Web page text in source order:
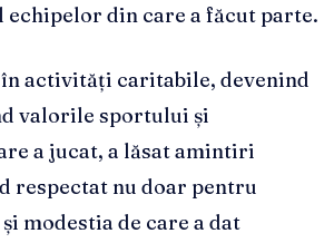
din care a făcut parte.
activități caritabile, devenind
valorile sportului și
a jucat, a lăsat amintiri
respectat nu doar pentru
modestia de care a dat